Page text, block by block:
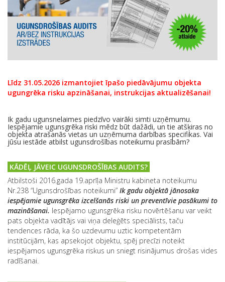
Līdz 31.05.2026 izmantojiet īpašo piedāvājumu objekta
ugungrēka risku apzināšanai, instrukcijas aktualizēšanai!
Ik gadu ugunsnelaimes piedzīvo vairāki simti uzņēmumu.
Iespējamie ugunsgrēka riski mēdz būt dažādi, un tie atšķiras no
objekta atrašanās vietas un uzņēmuma darbības specifikas. Vai
jūsu iestāde atbilst ugunsdrošības noteikumu prasībām?
KĀDĒĻ JĀVEIC UGUNSDROŠĪBAS AUDITS?
Atbilstoši 2016.gada 19.aprīļa Ministru kabineta noteikumu
Nr.238 “Ugunsdrošības noteikumi” Ik gadu objektā jānosaka
iespējamie ugunsgrēka izcelšanās riski un preventīvie pasākumi to
mazināšanai. Iespējamo ugunsgrēka risku novērtēšanu var veikt
pats objekta vadītājs vai viņa deleģēts speciālists, taču
tendences rāda, ka šo uzdevumu uztic kompetentām
institūcijām, kas apsekojot objektu, spēj precīzi noteikt
iespējamos ugunsgrēka riskus un sniegt risinājumus drošas vides
radīšanai.